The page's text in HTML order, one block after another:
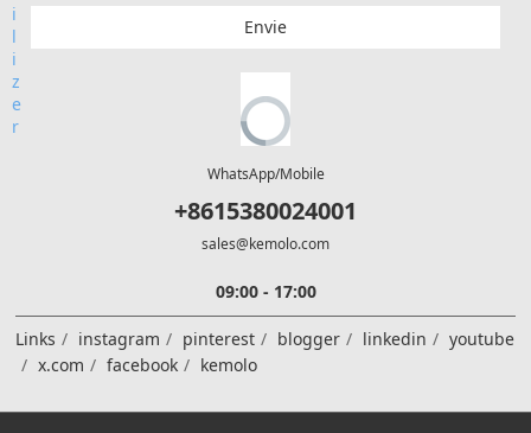
Envie
WhatsApp/Mobile
+8615380024001
sales@kemolo.com
09:00 - 17:00
Links instagram pinterest blogger linkedin
youtube
x.com
facebook kemolo